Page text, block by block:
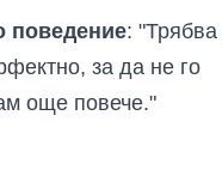
поведение:
за да не го
още повече."